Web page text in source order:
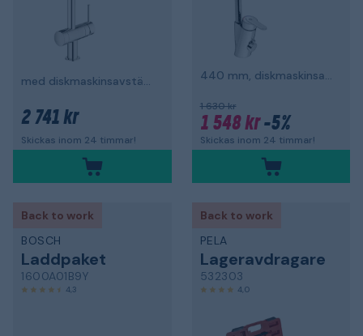
med diskmaskinsavstängning
2 741 kr
Skickas inom 24 timmar!
440 mm, diskmaskinsavstängning
1 630 kr
1 548 kr-5%
Skickas inom 24 timmar!
Back to work
BOSCH
Laddpaket
1600A01B9Y
4,3
Back to work
PELA
Lageravdragare
532303
4,0